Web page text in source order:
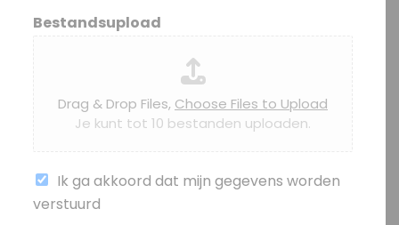
Bestandsupload
Drag & Drop Files, Choose Files to Upload
Je kunt tot 10 bestanden uploaden.
Ik ga akkoord dat mijn gegevens worden
verstuurd